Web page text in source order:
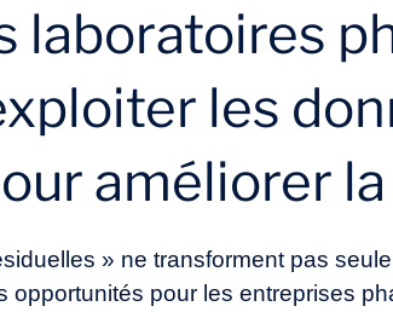
laboratoires
les
améliorer
» ne transforment pas
opportunités pour les entreprises